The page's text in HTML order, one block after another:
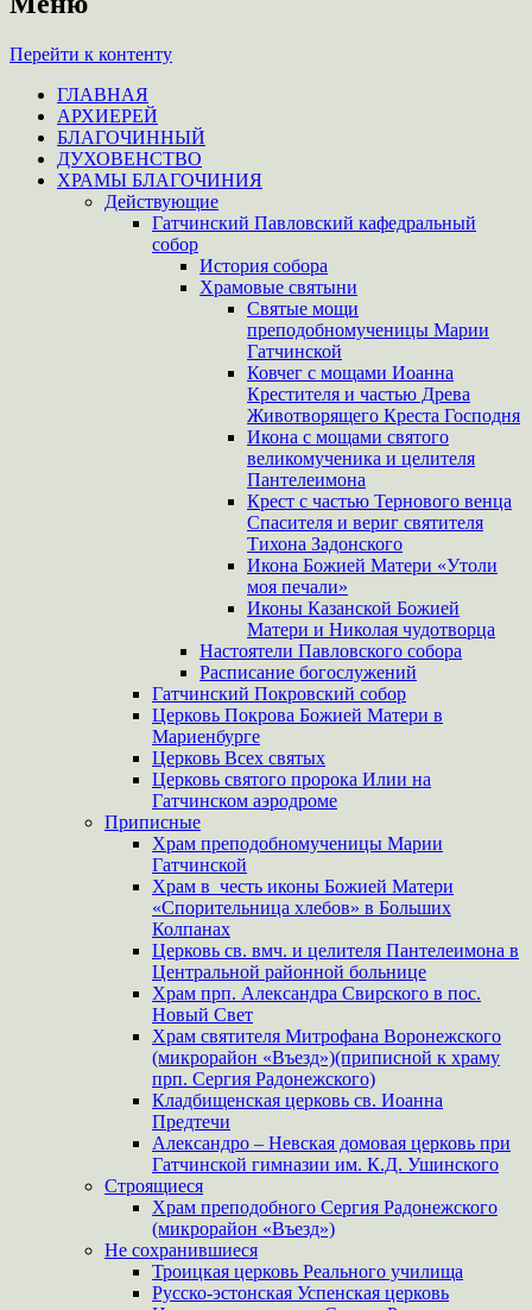
Перейти к контенту
ГЛАВНАЯ
АРХИЕРЕЙ
БЛАГОЧИННЫЙ
ДУХОВЕНСТВО
ХРАМЫ БЛАГОЧИНИЯ
Действующие
Гатчинский Павловский кафедральный
собор
История собора
Храмовые святыни
Святые мощи
преподобномученицы Марии
Гатчинской
Ковчег с мощами Иоанна
Крестителя и частью Древа
Животворящего Креста Господня
Икона с мощами святого
великомученика и целителя
Пантелеимона
Крест с частью Тернового венца
Спасителя и вериг святителя
Тихона Задонского
Икона Божией Матери «Утоли
моя печали»
Иконы Казанской Божией
Матери и Николая чудотворца
Настоятели Павловского собора
Расписание богослужений
Гатчинский Покровский собор
Церковь Покрова Божией Матери в
Мариенбурге
Церковь Всех святых
Церковь святого пророка Илии на
Гатчинском аэродроме
Приписные
Храм преподобномученицы Марии
Гатчинской
Храм в честь иконы Божией Матери
«Спорительница хлебов» в Больших
Колпанах
Церковь св. вмч. и целителя Пантелеимона в
Центральной районной больнице
Храм прп. Александра Свирского в пос.
Новый Свет
Храм святителя Митрофана Воронежского
(микрорайон «Въезд»)(приписной к храму
прп. Сергия Радонежского)
Кладбищенская церковь св. Иоанна
Предтечи
Александро – Невская домовая церковь при
Гатчинской гимназии им. К.Д. Ушинского
Строящиеся
Храм преподобного Сергия Радонежского
(микрорайон «Въезд»)
Не сохранившиеся
Троицкая церковь Реального училища
Русско-эстонская Успенская церковь